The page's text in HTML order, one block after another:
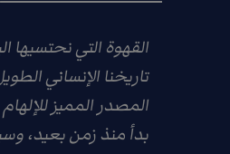
القهوة التي نحتسيها
تاريخنا الإنساني
المصدر المميز
بدأ منذ زمن بعيد،